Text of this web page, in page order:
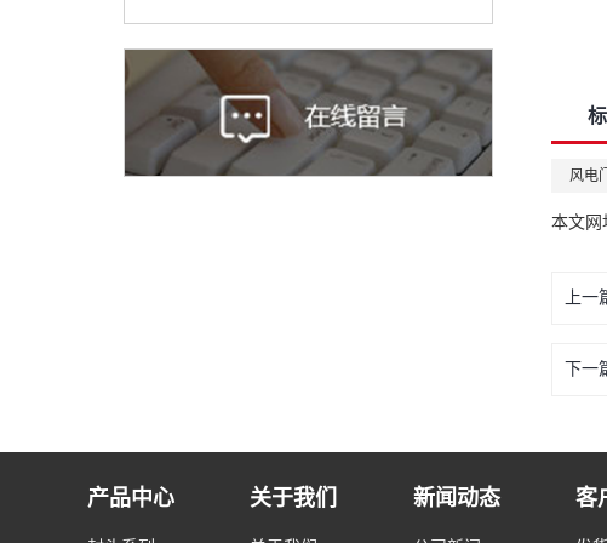
风电
本文网
上一
下一
产品中心 关于我们 新闻动态 客